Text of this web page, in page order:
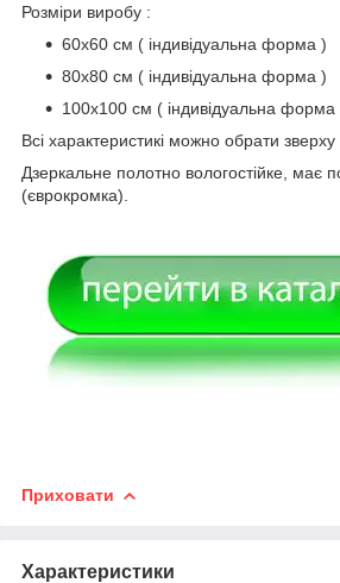
Розміри виробу :
60х60 см ( індивідуальна форма )
80х80 см ( індивідуальна форма )
100х100 см ( індивідуальна форма
Всі характеристикі можно обрати зверху
Дзеркальне полотно вологостійке, має
(єврокромка).
Приховати
Характеристики